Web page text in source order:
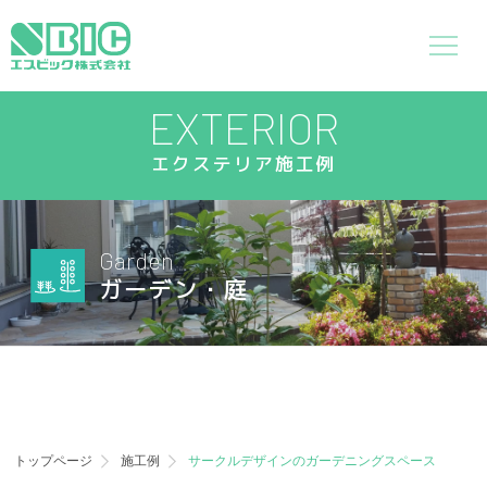
EXTERIOR
エクステリア施工例
Garden
ガーデン・庭
トップページ 施工例 サークルデザインのガーデニングスペース